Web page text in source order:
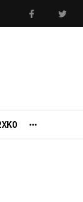
FacebookTwitter